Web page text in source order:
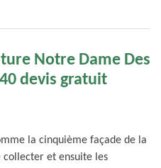
Notre Dame Des
devis gratuit
la cinquième façade de la
collecter et ensuite les